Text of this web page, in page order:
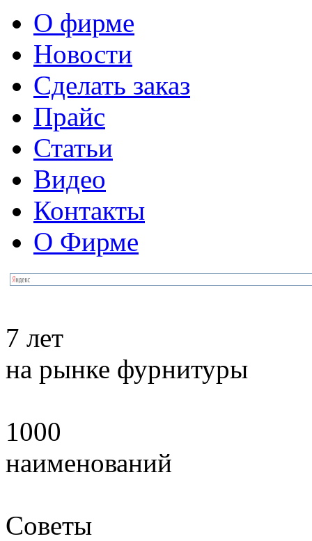
О фирме
Новости
Сделать заказ
Прайс
Статьи
Видео
Контакты
О Фирме
7 лет
на рынке фурнитуры
1000
наименований
Советы